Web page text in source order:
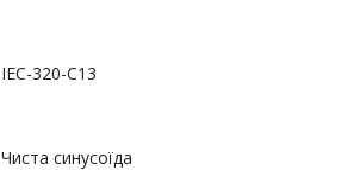
IEC-320-C13
Чиста синусоїда